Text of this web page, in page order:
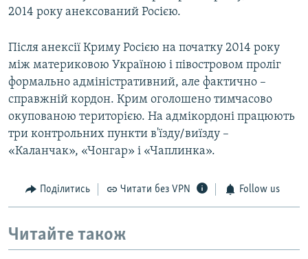
2014 року анексований Росією.
Після анексії Криму Росією на початку 2014 року
між материковою Україною і півостровом проліг
формально адміністративний, але фактично –
справжній кордон. Крим оголошено тимчасово
окупованою територією. На адмікордоні працюють
три контрольних пункти в'їзду/виїзду –
«Каланчак», «Чонгар» і «Чаплинка».
Поділитись Читати без VPN Follow us
Читайте також